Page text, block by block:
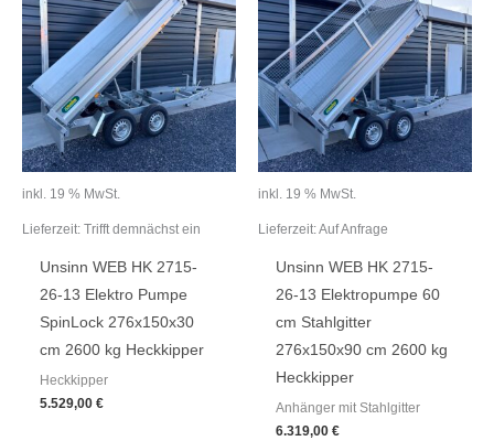
inkl. 19 % MwSt.
Lieferzeit: Trifft demnächst ein
Unsinn WEB HK 2715-
26-13 Elektro Pumpe
SpinLock 276x150x30
cm 2600 kg Heckkipper
Heckkipper
5.529,00€
inkl. 19 % MwSt.
Lieferzeit:Auf Anfrage
Unsinn WEB HK 2715-
26-13 Elektropumpe 60
cm Stahlgitter
276x150x90 cm 2600 kg
Heckkipper
Anhänger mit Stahlgitter
6.319,00€